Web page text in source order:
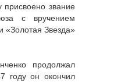
присвоено звание
с вручением
«Золотая Звезда»
продолжал
году он окончил